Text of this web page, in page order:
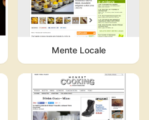
Mente Locale